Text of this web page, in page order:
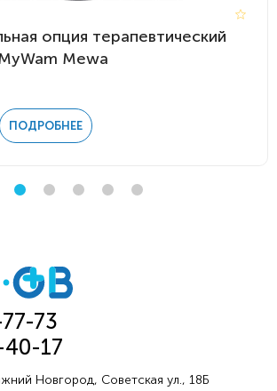
опция терапевтический
Mewa
ПОДРОБНЕЕ
73
40-17
Новгород, Советская ул., 18Б